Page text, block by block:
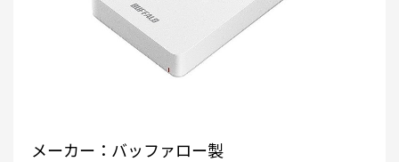
メーカー：バッファロー製